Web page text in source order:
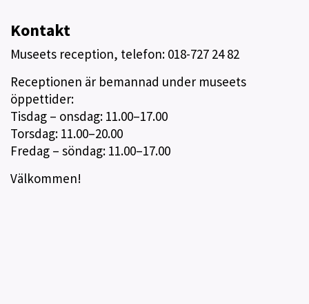
Kontakt
Museets reception, telefon: 018-727 24 82
Receptionen är bemannad under museets
öppettider:
Tisdag – onsdag: 11.00–17.00
Torsdag: 11.00–20.00
Fredag – söndag: 11.00–17.00
Välkommen!